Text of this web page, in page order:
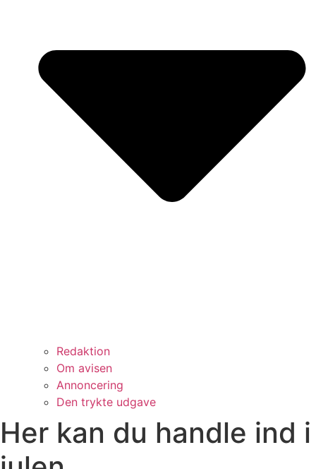
Redaktion
Om avisen
Annoncering
Den trykte udgave
Her kan du handle ind i